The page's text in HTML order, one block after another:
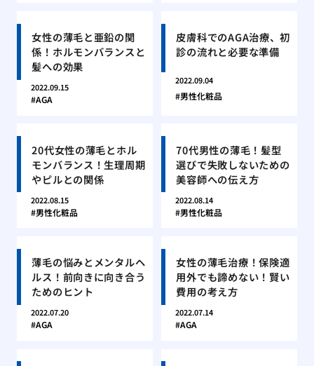
女性の薄毛と亜鉛の関
係！ホルモンバランスと
髪への効果
2022.09.15
AGA
皮膚科でのAGA治療、初
診の流れと必要な準備
2022.09.04
男性化粧品
20代女性の薄毛とホル
モンバランス！生理周期
やピルとの関係
2022.08.15
男性化粧品
70代男性の薄毛！髪型
選びで失敗しないための
美容師への伝え方
2022.08.14
男性化粧品
薄毛の悩みとメンタルヘ
ルス！前向きに向き合う
ためのヒント
2022.07.20
AGA
女性の薄毛治療！保険適
用外でも諦めない！賢い
費用の考え方
2022.07.14
AGA